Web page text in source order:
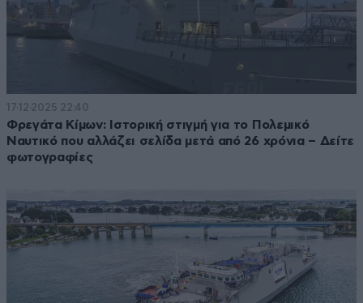
17·12·2025 22:40
Φρεγάτα Κίμων: Ιστορική στιγμή για το Πολεμικό
Ναυτικό που αλλάζει σελίδα μετά από 26 χρόνια – Δείτε
φωτογραφίες